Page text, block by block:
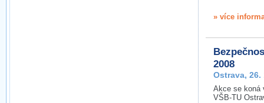
» více
2008
Ostrava, 26.
Akce se koná
VŠB-TU